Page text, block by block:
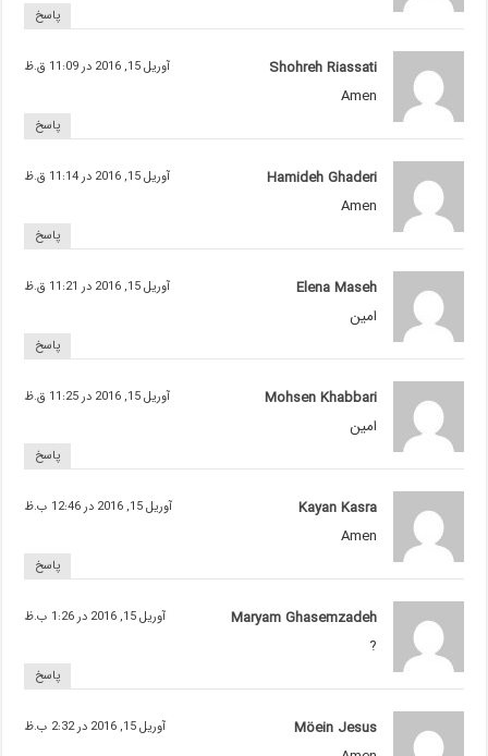
پاسخ
Shohreh Riassati آوریل 15, 2016 در 11:09 ق.ظ
Amen
پاسخ
Hamideh Ghaderi آوریل 15, 2016 در 11:14 ق.ظ
Amen
پاسخ
Elena Maseh آوریل 15, 2016 در 11:21 ق.ظ
امين
پاسخ
Mohsen Khabbari آوریل 15, 2016 در 11:25 ق.ظ
امین
پاسخ
Kayan Kasra آوریل 15, 2016 در 12:46 ب.ظ
Amen
پاسخ
Maryam Ghasemzadeh آوریل 15, 2016 در 1:26 ب.ظ
?
پاسخ
Möein Jesus آوریل 15, 2016 در 2:32 ب.ظ